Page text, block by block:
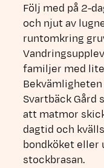
Följ med på 2-
och njut av
runtomkring
familjer med
Svartbäck Gård
att matmor
dagtid och
bondköket eller
stockbrasan.